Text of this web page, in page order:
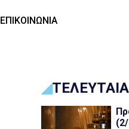
ΕΠΙΚΟΙΝΩΝΙΑ